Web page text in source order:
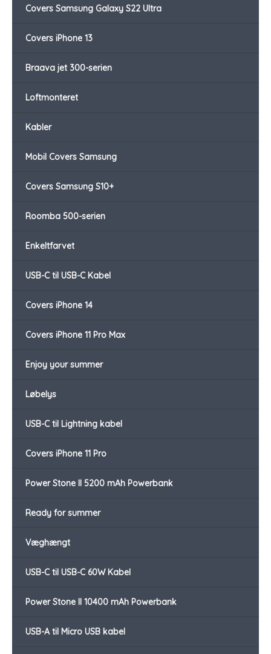
Covers Samsung Galaxy S22 Ultra
Covers iPhone 13
Braava jet 300-serien
Loftmonteret
Kabler
Mobil Covers Samsung
Covers Samsung S10+
Roomba 500-serien
Enkeltfarvet
USB-C til USB-C Kabel
Covers iPhone 14
Covers iPhone 11 Pro Max
Enjoy your summer
Løbelys
USB-C til Lightning kabel
Covers iPhone 11 Pro
Power Stone II 5200 mAh Powerbank
Ready for summer
Væghængt
USB-C til USB-C 60W Kabel
Power Stone II 10400 mAh Powerbank
USB-A til Micro USB kabel